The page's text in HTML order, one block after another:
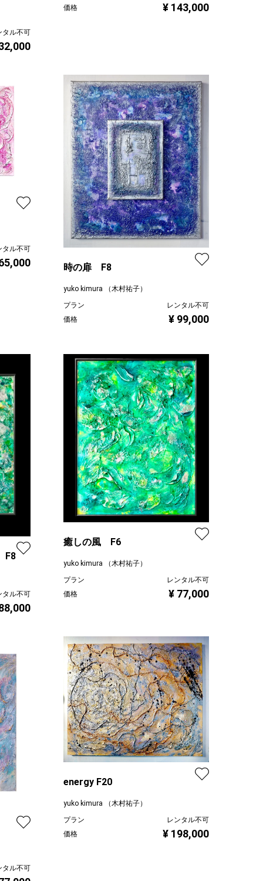
タル不可
価格
¥ 143,000
タル不可
時の扉 F8
yuko kimura （木村祐子）
プラン
レンタル不可
価格
¥ 99,000
F8
タル不可
癒しの風 F6
yuko kimura （木村祐子）
プラン
レンタル不可
価格
¥ 77,000
タル不可
energy F20
yuko kimura （木村祐子）
プラン
レンタル不可
価格
¥ 198,000